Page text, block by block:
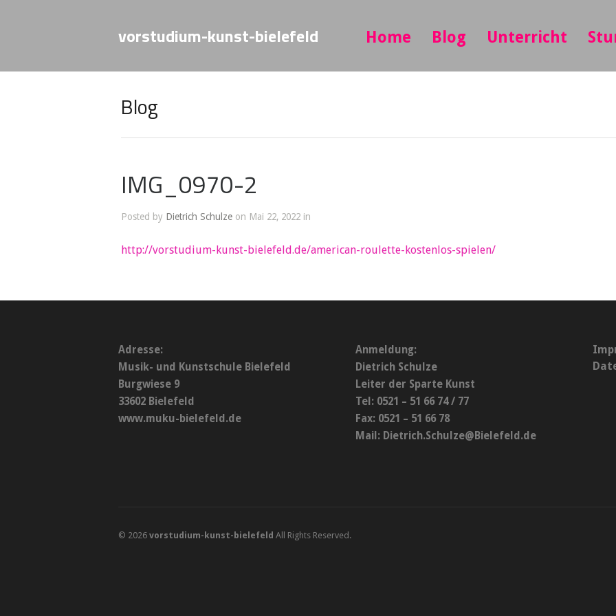
vorstudium-kunst-bielefeld Home Blog Unterricht
Blog
IMG_0970-2
Posted by Dietrich Schulze on Mai 22, 2022 in
http://vorstudium-kunst-bielefeld.de/american-roulette-kostenlos-spielen/
Adresse:
Musik- und Kunstschule Bielefeld
Burgwiese 9
33602 Bielefeld
www.muku-bielefeld.de
Anmeldung:
Dietrich Schulze
Leiter der Sparte Kunst
Tel: 0521 – 51 66 74 / 77
Fax: 0521 – 51 66 78
Mail: Dietrich.Schulze@Bielefeld.de
© 2026 vorstudium-kunst-bielefeld All Rights Reserved.